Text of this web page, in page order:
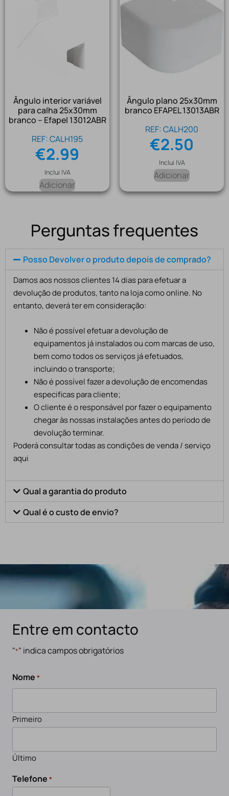
Ângulo interior variável
para calha 25x30mm
branco – Efapel 13012ABR
REF: CALH195
€2.99
Inclui IVA
Adicionar
Ângulo plano 25x30mm
branco EFAPEL 13013ABR
REF: CALH200
€2.50
Inclui IVA
Adicionar
Perguntas frequentes
Posso Devolver o produto depois de comprado?
Damos aos nossos clientes 14 dias para efetuar a
devolução de produtos, tanto na loja como online. No
entanto, deverá ter em consideração:
Não é possível efetuar a devolução de
equipamentos já instalados ou com marcas de uso,
bem como todos os serviços já efetuados,
incluindo o transporte;
Não é possível fazer a devolução de encomendas
especificas para cliente;
O cliente é o responsável por fazer o equipamento
chegar às nossas instalações antes do período de
devolução terminar.
Poderá consultar todas as condições de venda / serviço
aqui
Qual a garantia do produto
Qual é o custo de envio?
Entre em contacto
"*" indica campos obrigatórios
Nome *
Primeiro
Último
Telefone *